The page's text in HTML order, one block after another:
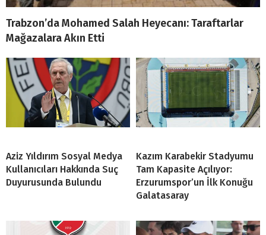
Trabzon’da Mohamed Salah Heyecanı: Taraftarlar
Mağazalara Akın Etti
Aziz Yıldırım Sosyal Medya
Kullanıcıları Hakkında Suç
Duyurusunda Bulundu
Kazım Karabekir Stadyumu
Tam Kapasite Açılıyor:
Erzurumspor’un İlk Konuğu
Galatasaray